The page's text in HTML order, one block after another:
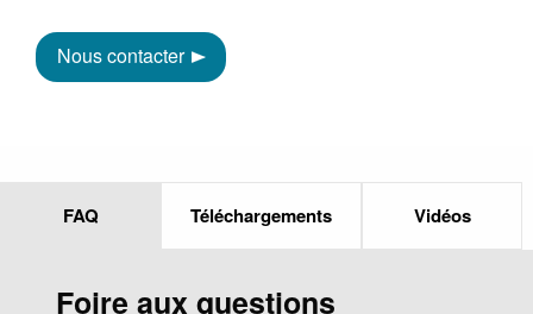
Nous contacter
FAQ Téléchargements Vidéos
Foire aux questions